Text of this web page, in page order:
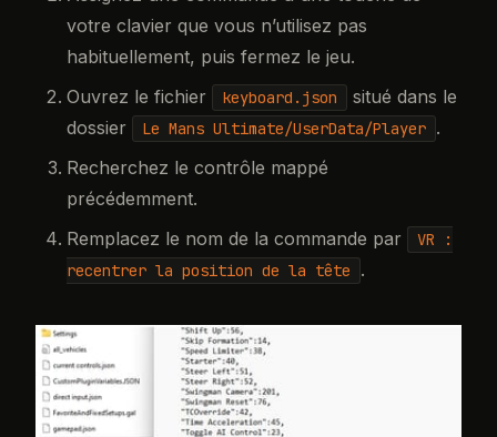
votre clavier que vous n’utilisez pas
habituellement, puis fermez le jeu.
Ouvrez le fichier
keyboard.json
situé dans le
dossier
Le Mans Ultimate/UserData/Player .
Recherchez le contrôle mappé
précédemment.
Remplacez le nom de la commande par
VR :
recentrer la position de la tête
.